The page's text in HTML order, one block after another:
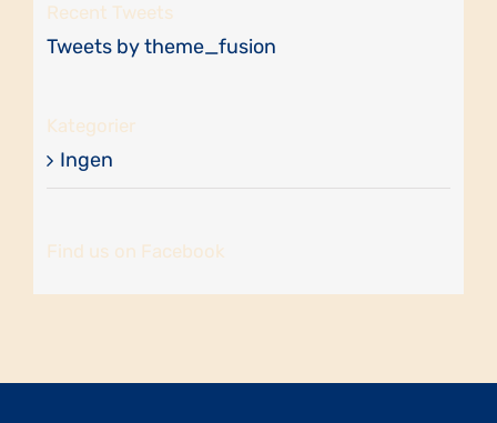
Recent Tweets
Tweets by theme_fusion
Kategorier
Ingen
Find us on Facebook